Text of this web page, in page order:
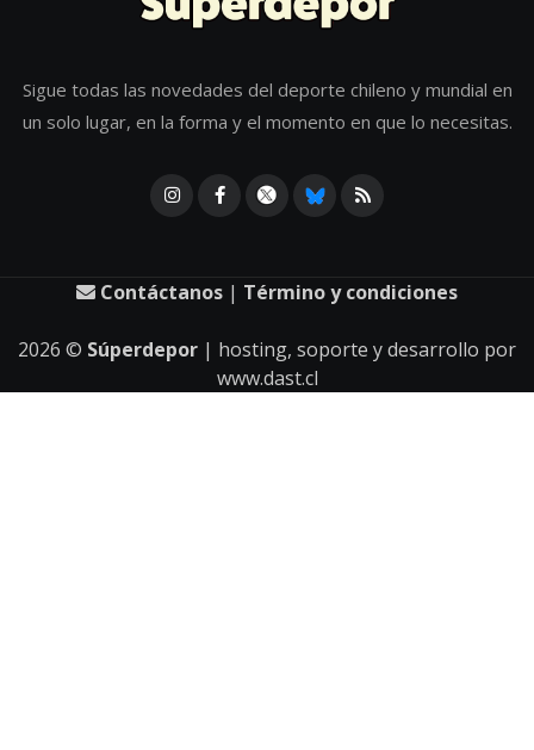
Sigue todas las novedades del deporte chileno y mundial en
un solo lugar, en la forma y el momento en que lo necesitas.
Contáctanos | Término y condiciones
2026 © Súperdepor | hosting, soporte y desarrollo por
www.dast.cl